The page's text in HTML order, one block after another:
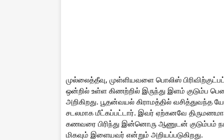
முல்லைத்தீவு, முள்ளியவளை பொலிஸ்
ஒன்றில் உள்ள கிணற்றில் இருந்து இளம் குடும்ப
அறிகிறது. பூதன்வயல் கிராமத்தில்
சடலமாக மீட்கப்பட்டார். இவர் ஏற்கனவே
கணவரை பிரிந்து இன்னொரு ஆணுடன் குடும்பம்
மிகவும் இளையவர் என்றும் அறியப்படுகிறது.